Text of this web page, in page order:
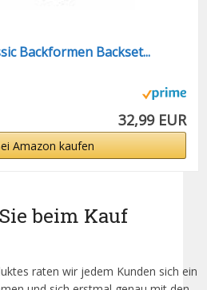
Backformen Backset...
32,99 EUR
Amazon kaufen
beim Kauf
raten wir jedem Kunden sich ein